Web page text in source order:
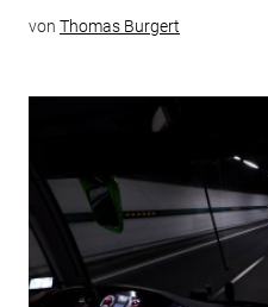
von Thomas Burgert